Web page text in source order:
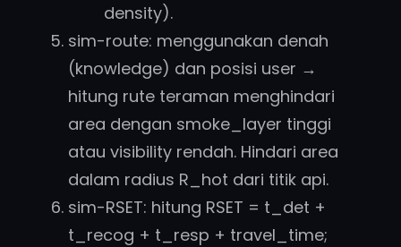
density).
sim-route: menggunakan denah
(knowledge) dan posisi user →
hitung rute teraman menghindari
area dengan smoke_layer tinggi
atau visibility rendah. Hindari area
dalam radius R_hot dari titik api.
sim-RSET: hitung RSET = t_det +
t_recog + t_resp + travel_time;